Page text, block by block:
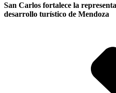
San Carlos fortalece la
desarrollo turístico de Mendoza